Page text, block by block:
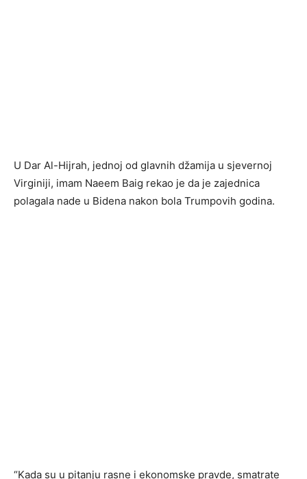
U Dar Al-Hijrah, jednoj od glavnih džamija u sjevernoj
Virginiji, imam Naeem Baig rekao je da je zajednica
polagala nade u Bidena nakon bola Trumpovih godina.
“Kada su u pitanju rasne i ekonomske pravde, smatrate